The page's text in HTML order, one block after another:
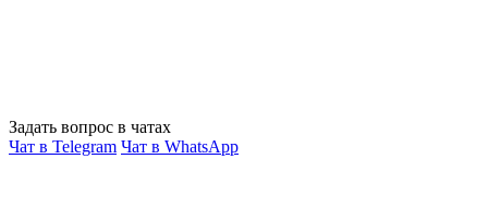
Задать вопрос в чатах
Чат в Telegram Чат в WhatsApp